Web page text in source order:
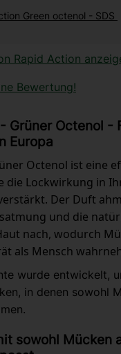
Green octenol - SDS
Rapid Action
Bewertung!
Grüner Octenol -
Europa
Octenol ist eine
die Lockwirkung in
Der Duft
und die
nach, wodurch
als Mensch
wurde entwickelt,
in denen sowohl
sowohl Mücken